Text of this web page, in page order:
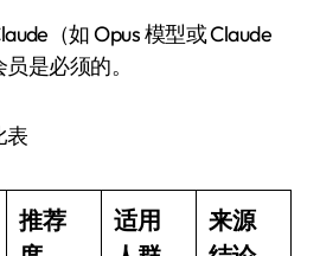
（如 Opus 模型或 Claude
是必须的。
表
推荐
适用
来源